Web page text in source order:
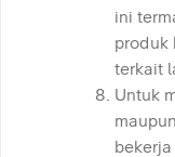
ini
produk
terkait
Untuk
bekerja